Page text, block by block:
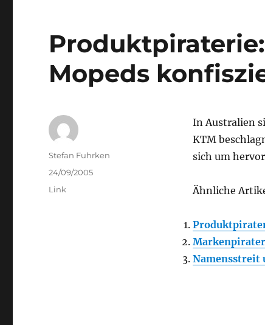
Mopeds
In Australien
KTM
sich um
Ähnliche
Namensstreit
Author
Stefan Fuhrken
Posted
on
24/09/2005
Categories
Link